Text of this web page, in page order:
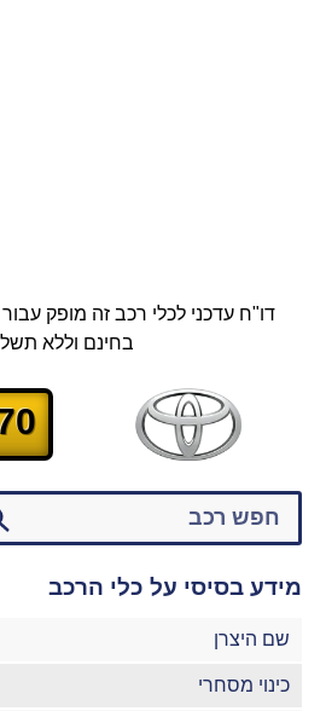
דו"ח עדכני לכלי רכב זה מופק
בחינם וללא
מידע בסיסי על כלי הרכב
שם היצרן
כינוי מסחרי